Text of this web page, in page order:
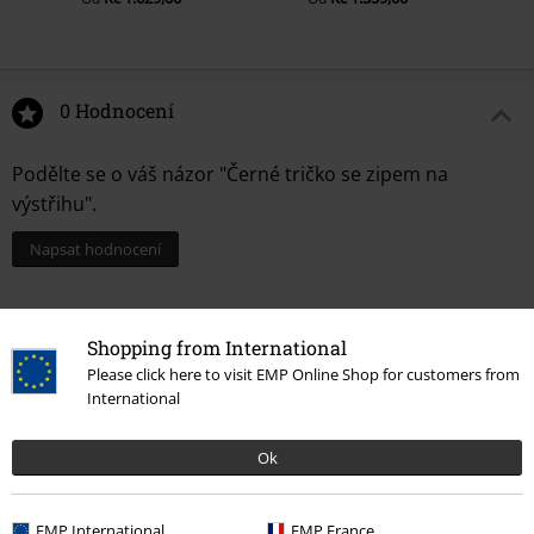
Shopping from International
Please click here to visit EMP Online Shop for customers from
International
Ok
0 Hodnocení
Podělte se o váš názor "Černé tričko se zipem na
výstřihu".
Napsat hodnocení
Naposledy navštívené